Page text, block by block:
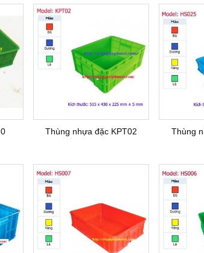
Thùng nhựa đặc KPT02 Thùng